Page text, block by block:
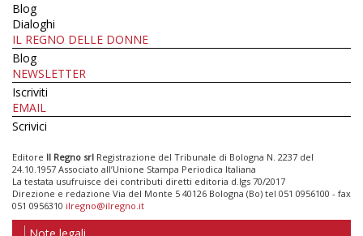
Blog
Dialoghi
IL REGNO DELLE DONNE
Blog
NEWSLETTER
Iscriviti
EMAIL
Scrivici
Editore Il Regno srl Registrazione del Tribunale di Bologna N. 2237 del
24.10.1957 Associato all’Unione Stampa Periodica Italiana
La testata usufruisce dei contributi diretti editoria d.lgs 70/2017
Direzione e redazione Via del Monte 5 40126 Bologna (Bo) tel 051 0956100 - fax
051 0956310 ilregno@ilregno.it